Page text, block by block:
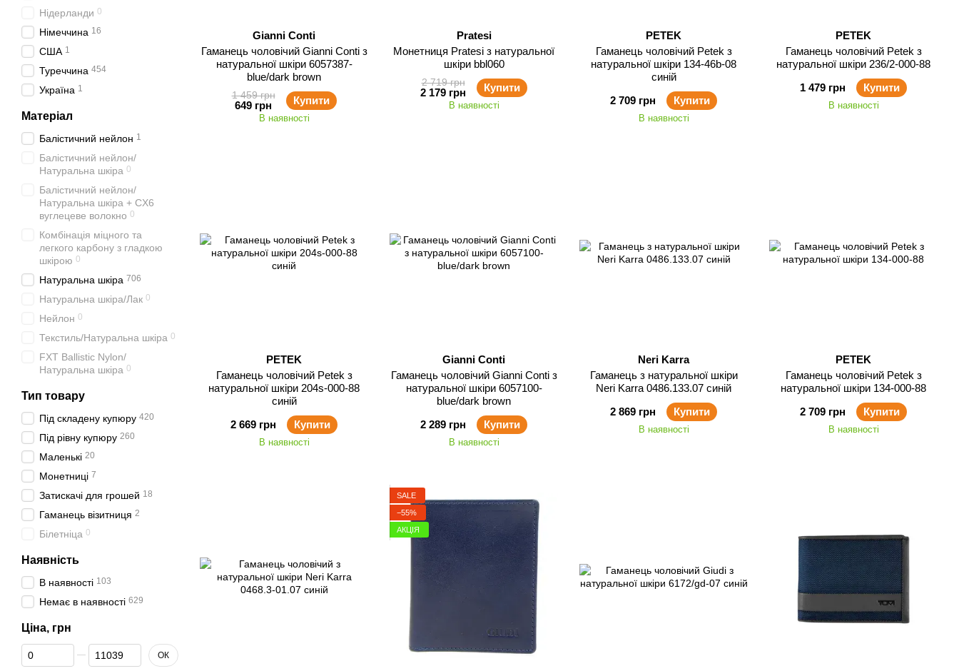
Gianni Conti
Гаманець чоловічий Gianni Conti з
натуральної шкіри 6057387-
blue/dark brown
1 459 грн
649 грн Купити
В наявності
Pratesi
Монетниця Pratesi з натуральної
шкіри bbl060
2 719 грн
2 179 грн Купити
В наявності
PETEK
Гаманець чоловічий Petek з
натуральної шкіри 134-46b-08
синій
2 709 грн
Купити
В наявності
PETEK
Гаманець чоловічий Petek з
натуральної шкіри 236/2-000-88
1 479 грн
Купити
В наявності
PETEK
Гаманець чоловічий Petek з
натуральної шкіри 204s-000-88
синій
2 669 грн
Купити
В наявності
Gianni Conti
Гаманець чоловічий Gianni Conti з
натуральної шкіри 6057100-
blue/dark brown
2 289 грн
Купити
В наявності
Neri Karra
Гаманець з натуральної шкіри
Neri Karra 0486.133.07 синій
2 869 грн
Купити
В наявності
PETEK
Гаманець чоловічий Petek з
натуральної шкіри 134-000-88
2 709 грн
Купити
В наявності
SALE
−55%
АКЦІЯ
Нідерланди 0
Німеччина 16
США 1
Туреччина 454
Україна 1
Матеріал
Балістичний нейлон 1
Балістичний нейлон/
Натуральна шкіра 0
Балістичний нейлон/
Натуральна шкіра + CX6
вуглецеве волокно 0
Комбінація міцного та
легкого карбону з гладкою
шкірою 0
Натуральна шкіра 706
Натуральна шкіра/Лак 0
Нейлон 0
Текстиль/Натуральна шкіра 0
FXT Ballistic Nylon/
Натуральна шкіра 0
Тип товару
Під складену купюру 420
Під рівну купюру 260
Маленькі 20
Монетниці 7
Затискачі для грошей 18
Гаманець візитниця 2
Білетніца 0
Наявність
В наявності 103
Немає в наявності 629
Ціна, грн
Від Ціна, грн
До Ціна, грн ОК